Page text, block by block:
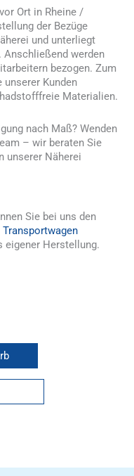
Ort in Rheine /
der Bezüge
und unterliegt
werden
bezogen. Zum
Kunden
Materialien.
nach Maß? Wenden
– wir beraten Sie
unserer Näherei
Sie bei uns den
eigener Herstellung.